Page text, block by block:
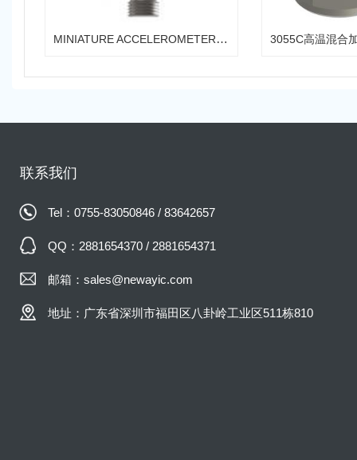
MINIATURE ACCELEROMETER 微型加速度传感器 3055C高温混合
联系我们
Tel：0755-83050846 / 83642657
QQ：2881654370 / 2881654371
邮箱：sales@newayic.com
地址：广东省深圳市福田区八卦岭工业区511栋810